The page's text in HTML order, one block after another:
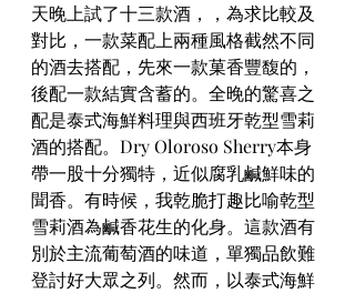
天晚上試了十三款酒，，為求比較及
對比，一款菜配上兩種風格截然不同
的酒去搭配，先來一款菓香豐馥的，
後配一款結實含蓄的。全晚的驚喜之
配是泰式海鮮料理與西班牙乾型雪莉
酒的搭配。Dry Oloroso Sherry本身
帶一股十分獨特，近似腐乳鹹鮮味的
聞香。有時候，我乾脆打趣比喻乾型
雪莉酒為鹹香花生的化身。這款酒有
別於主流葡萄酒的味道，單獨品飲難
登討好大眾之列。然而，以泰式海鮮